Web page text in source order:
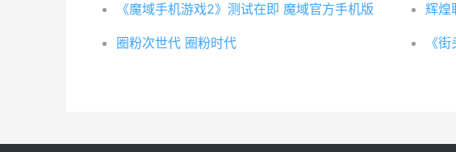
《魔域手机游戏2》测试在即 魔域官方手机版 辉煌
圈粉次世代 圈粉时代